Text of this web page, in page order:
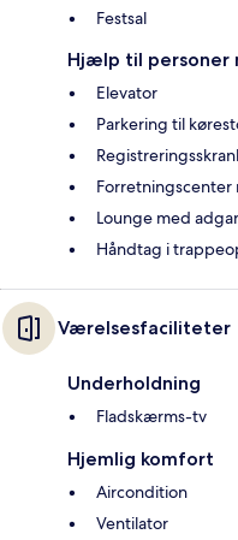
Festsal
Hjælp til personer
Elevator
Parkering til
Lounge med
Håndtag i
Værelsesfaciliteter
Underholdning
Fladskærms-tv
Hjemlig komfort
Aircondition
Ventilator